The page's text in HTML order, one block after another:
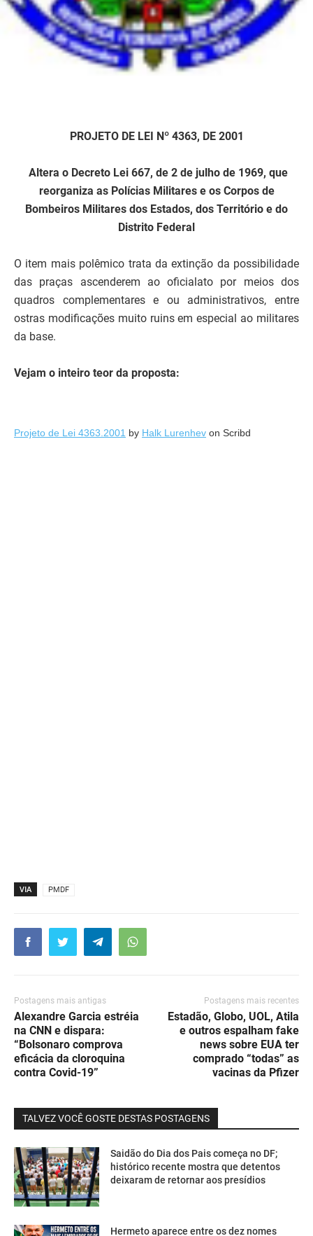
PROJETO DE LEI Nº 4363, DE 2001
Altera o Decreto Lei 667, de 2 de julho de 1969, que
reorganiza as Polícias Militares e os Corpos de
Bombeiros Militares dos Estados, dos Território e do
Distrito Federal
O item mais polêmico trata da extinção da possibilidade
das praças ascenderem ao oficialato por meios dos
quadros complementares e ou administrativos, entre
ostras modificações muito ruins em especial ao militares
da base.
Vejam o inteiro teor da proposta:
Projeto de Lei 4363.2001 by Halk Lurenhev on Scribd
VIA PMDF
Postagens mais antigas
Alexandre Garcia estréia
na CNN e dispara:
“Bolsonaro comprova
eficácia da cloroquina
contra Covid-19”
Postagens mais recentes
Estadão, Globo, UOL, Atila
e outros espalham fake
news sobre EUA ter
comprado “todas” as
vacinas da Pfizer
TALVEZ VOCÊ GOSTE DESTAS POSTAGENS
Saidão do Dia dos Pais começa no DF;
histórico recente mostra que detentos
deixaram de retornar aos presídios
Hermeto aparece entre os dez nomes